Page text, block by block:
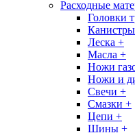
Расходные
Головки
Леска +
Масла +
Ножи
Ножи и
Свечи +
Смазки +
Цепи +
Шины +